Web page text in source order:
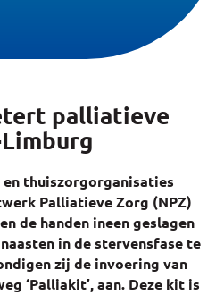
palliatieve
thuiszorgorganisaties
Palliatieve Zorg (NPZ)
de handen ineen geslagen
in de stervensfase te
zij de invoering van
‘Palliakit’, aan. Deze kit is